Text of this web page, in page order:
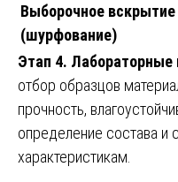
Выборочное вскрытие
(шурфование)
Этап 4. Лабораторные
отбор образцов
прочность,
определение состава и
характеристикам.